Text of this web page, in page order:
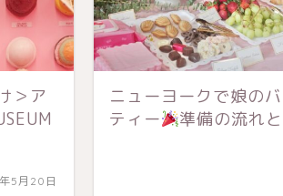
＞ア
5月20日
ニューヨークで娘の
ティー
準備の流れ